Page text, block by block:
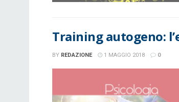
Training autogeno:
BY REDAZIONE 1 MAGGIO 2018 0